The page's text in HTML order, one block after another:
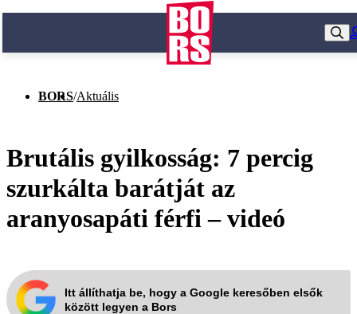
BORS/Aktuális
Brutális gyilkosság: 7 percig
szurkálta barátját az
aranyosapáti férfi – videó
Itt állíthatja be, hogy a Google keresőben elsők
között legyen a Bors